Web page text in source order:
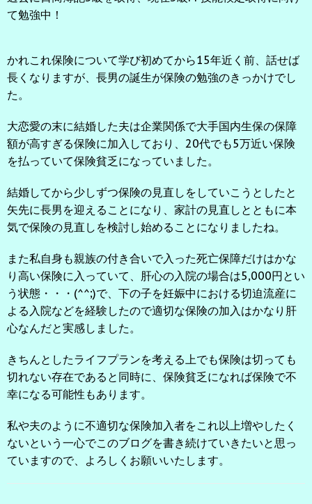
て勉強中！
かれこれ保険について学び初めてから15年近く前、話せば
長くなりますが、長男の誕生が保険の勉強のきっかけでし
た。
大恋愛の末に結婚した夫は企業関係で大手国内生保の保障
額が高すぎる保険に加入しており、20代でも5万近い保険
を払っていて保険貧乏になっていました。
結婚してから少しずつ保険の見直しをしていこうとしたと
矢先に長男を迎えることになり、家計の見直しとともに本
気で保険の見直しを検討し始めることになりましたね。
また私自身も親族の付き合いで入った死亡保障だけはかな
り高い保険に入っていて、肝心の入院の場合は5,000円とい
う状態・・・(^^;)で、下の子を妊娠中における切迫流産に
よる入院などを経験したので適切な保険の加入はかなり肝
心なんだと実感しました。
きちんとしたライフプランを考える上でも保険は切っても
切れない存在であると同時に、保険貧乏になれば保険で不
幸になる可能性もあります。
私や夫のように不適切な保険加入者をこれ以上増やしたく
ないという一心でこのブログを書き続けていきたいと思っ
ていますので、よろしくお願いいたします。